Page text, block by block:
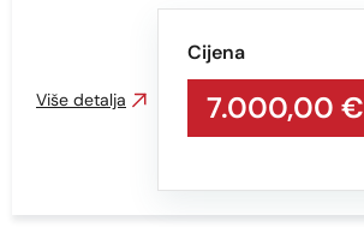
Cijena
7.000,00 €
Više detalja